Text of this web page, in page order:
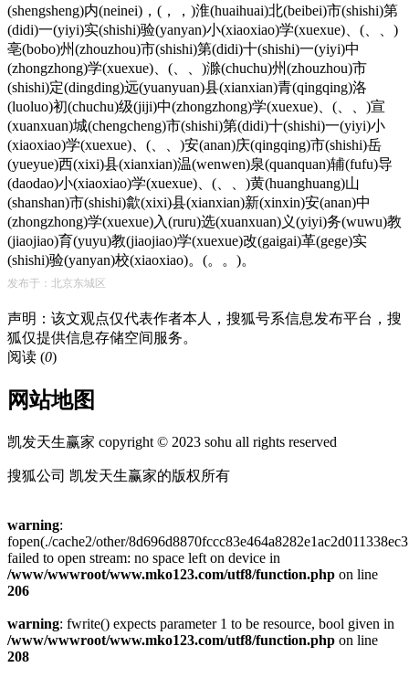
(shengsheng)内(neinei)，(，，)淮(huaihuai)北(beibei)市(shishi)第
(didi)一(yiyi)实(shishi)验(yanyan)小(xiaoxiao)学(xuexue)、(、、)
亳(bobo)州(zhouzhou)市(shishi)第(didi)十(shishi)一(yiyi)中
(zhongzhong)学(xuexue)、(、、)滁(chuchu)州(zhouzhou)市
(shishi)定(dingding)远(yuanyuan)县(xianxian)青(qingqing)洛
(luoluo)初(chuchu)级(jiji)中(zhongzhong)学(xuexue)、(、、)宣
(xuanxuan)城(chengcheng)市(shishi)第(didi)十(shishi)一(yiyi)小
(xiaoxiao)学(xuexue)、(、、)安(anan)庆(qingqing)市(shishi)岳
(yueyue)西(xixi)县(xianxian)温(wenwen)泉(quanquan)辅(fufu)导
(daodao)小(xiaoxiao)学(xuexue)、(、、)黄(huanghuang)山
(shanshan)市(shishi)歙(xixi)县(xianxian)新(xinxin)安(anan)中
(zhongzhong)学(xuexue)入(ruru)选(xuanxuan)义(yiyi)务(wuwu)教
(jiaojiao)育(yuyu)教(jiaojiao)学(xuexue)改(gaigai)革(gege)实
(shishi)验(yanyan)校(xiaoxiao)。(。。)。
发布于：北京东城区
声明：该文观点仅代表作者本人，搜狐号系信息发布平台，搜
狐仅提供信息存储空间服务。
阅读 (0)
网站地图
凯发天生赢家 copyright © 2023 sohu all rights reserved
搜狐公司 凯发天生赢家的版权所有
warning:
fopen(./cache2/other/
failed to open stream: no space left on device in
/www/wwwroot/www.mko123.com/utf8/function.php on line
206
warning: fwrite() expects parameter 1 to be resource, bool given in
/www/wwwroot/www.mko123.com/utf8/function.php on line
208